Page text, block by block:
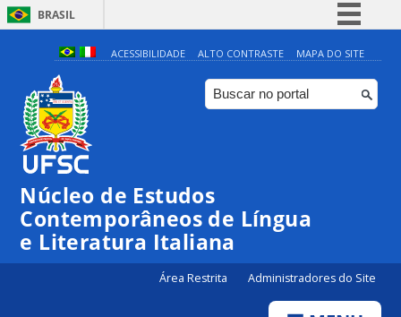
BRASIL
Simplifique!
Comunica BR
Participe
ACESSIBILIDADE ALTO CONTRASTE MAPA DO SITE
Núcleo de Estudos
Contemporâneos de Língua
e Literatura Italiana
Área Restrita Administradores do Site